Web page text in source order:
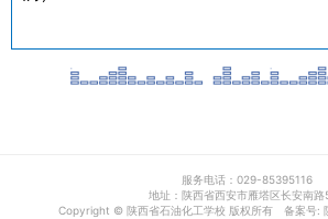
服务电话：029-85395116
地址：陕西省西安市雁塔区长安南路
Copyright © 陕西省石油化工学校 版权所有 备案号: